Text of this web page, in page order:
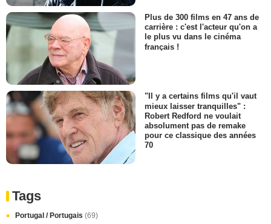
Plus de 300 films en 47 ans de
carrière : c'est l'acteur qu'on a
le plus vu dans le cinéma
français !
"Il y a certains films qu'il vaut
mieux laisser tranquilles" :
Robert Redford ne voulait
absolument pas de remake
pour ce classique des années
70
Tags
Portugal / Portugais (69)